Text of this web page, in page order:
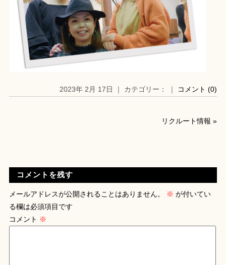
2023年 2月 17日 ｜ カテゴリー： ｜ コメント (0)
リクルート情報 »
コメントを残す
メールアドレスが公開されることはありません。 ※ が付いてい
る欄は必須項目です
コメント ※